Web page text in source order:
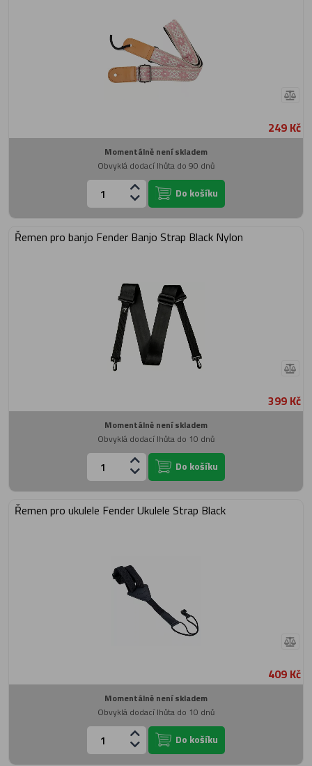
249 Kč
Momentálně není skladem
Obvyklá dodací lhůta do 90 dnů
Do košíku
Řemen pro banjo Fender Banjo Strap Black Nylon
399 Kč
Momentálně není skladem
Obvyklá dodací lhůta do 10 dnů
Do košíku
Řemen pro ukulele Fender Ukulele Strap Black
409 Kč
Momentálně není skladem
Obvyklá dodací lhůta do 10 dnů
Do košíku